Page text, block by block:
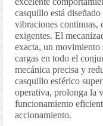
casquillo está
vibraciones continuas,
exigentes. El
exacta, un
cargas en todo el
mecánica precisa y
casquillo esférico
operativa, prolonga la
funcionamiento
accionamiento.